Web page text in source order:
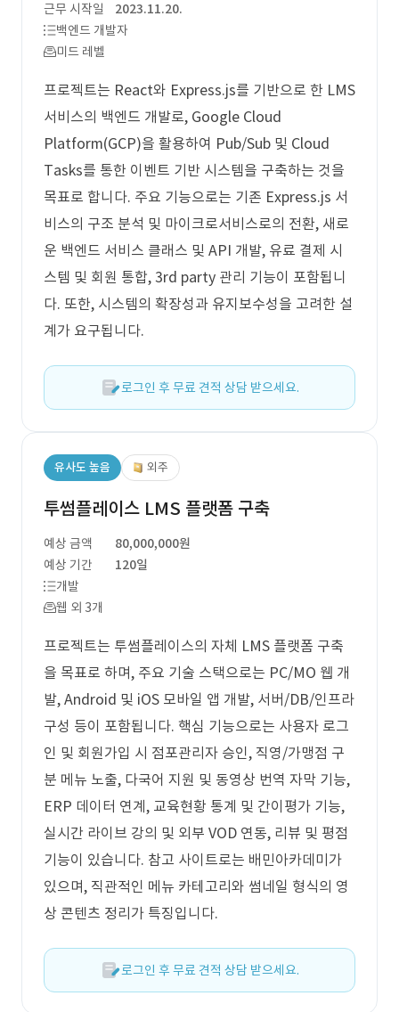
근무 시작일
2023.11.20.
백엔드 개발자
미드 레벨
프로젝트는 React와 Express.js를 기반으로 한 LMS
서비스의 백엔드 개발로, Google Cloud
Platform(GCP)을 활용하여 Pub/Sub 및 Cloud
Tasks를 통한 이벤트 기반 시스템을 구축하는 것을
목표로 합니다. 주요 기능으로는 기존 Express.js 서
비스의 구조 분석 및 마이크로서비스로의 전환, 새로
운 백엔드 서비스 클래스 및 API 개발, 유료 결제 시
스템 및 회원 통합, 3rd party 관리 기능이 포함됩니
다. 또한, 시스템의 확장성과 유지보수성을 고려한 설
계가 요구됩니다.
로그인 후 무료 견적 상담 받으세요.
유사도 높음 외주
투썸플레이스 LMS 플랫폼 구축
예상 금액
80,000,000원
예상 기간
120일
개발
웹 외 3개
프로젝트는 투썸플레이스의 자체 LMS 플랫폼 구축
을 목표로 하며, 주요 기술 스택으로는 PC/MO 웹 개
발, Android 및 iOS 모바일 앱 개발, 서버/DB/인프라
구성 등이 포함됩니다. 핵심 기능으로는 사용자 로그
인 및 회원가입 시 점포관리자 승인, 직영/가맹점 구
분 메뉴 노출, 다국어 지원 및 동영상 번역 자막 기능,
ERP 데이터 연계, 교육현황 통계 및 간이평가 기능,
실시간 라이브 강의 및 외부 VOD 연동, 리뷰 및 평점
기능이 있습니다. 참고 사이트로는 배민아카데미가
있으며, 직관적인 메뉴 카테고리와 썸네일 형식의 영
상 콘텐츠 정리가 특징입니다.
로그인 후 무료 견적 상담 받으세요.